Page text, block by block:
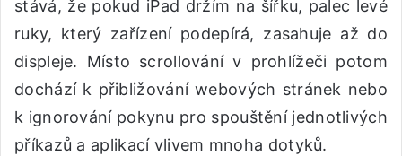
stává, že pokud iPad držím na šířku, palec levé
ruky, který zařízení podepírá, zasahuje až do
displeje. Místo scrollování v prohlížeči potom
dochází k přibližování webových stránek nebo
k ignorování pokynu pro spouštění jednotlivých
příkazů a aplikací vlivem mnoha dotyků.